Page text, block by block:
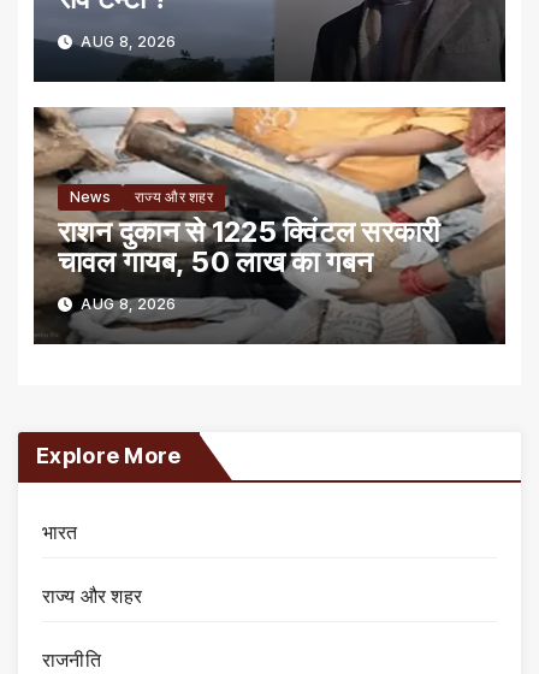
AUG 8, 2026
News राज्य और शहर
राशन दुकान से 1225 क्विंटल सरकारी
चावल गायब, 50 लाख का गबन
AUG 8, 2026
Explore More
भारत
राज्य और शहर
राजनीति